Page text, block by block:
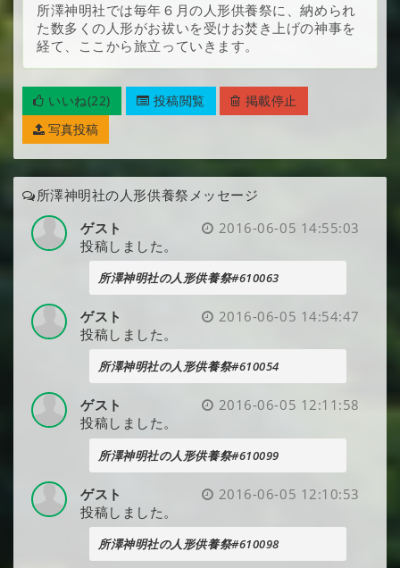
所澤神明社では毎年６月の人形供養祭に、納められ
た数多くの人形がお祓いを受けお焚き上げの神事を
経て、ここから旅立っていきます。
いいね(22) 投稿閲覧
掲載停止
写真投稿
所澤神明社の人形供養祭メッセージ
2016-06-05 14:55:03
ゲスト
投稿しました。
所澤神明社の人形供養祭#610063
2016-06-05 14:54:47
ゲスト
投稿しました。
所澤神明社の人形供養祭#610054
2016-06-05 12:11:58
ゲスト
投稿しました。
所澤神明社の人形供養祭#610099
2016-06-05 12:10:53
ゲスト
投稿しました。
所澤神明社の人形供養祭#610098